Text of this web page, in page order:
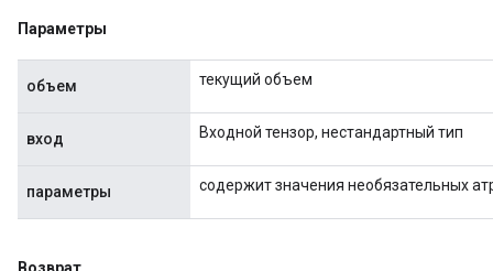
Параметры
объем текущий объем
вход Входной тензор, нестандартный тип
параметры содержит значения необязательных